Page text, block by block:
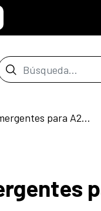
de
Buscamos músicos emergentes para A2Bandas